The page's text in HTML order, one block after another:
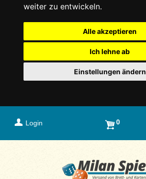
weiter zu entwickeln.
Alle akzeptieren
Ich lehne ab
Einstellungen ändern
Login 0